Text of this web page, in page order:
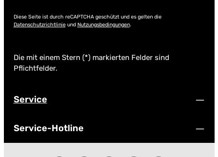
Diese Seite ist durch reCAPTCHA geschützt und es gelten die
Datenschutzrichtlinieund Nutzungsbedingungen.
Die mit einem Stern (*) markierten Felder sind
Pflichtfelder.
Service
Service-Hotline